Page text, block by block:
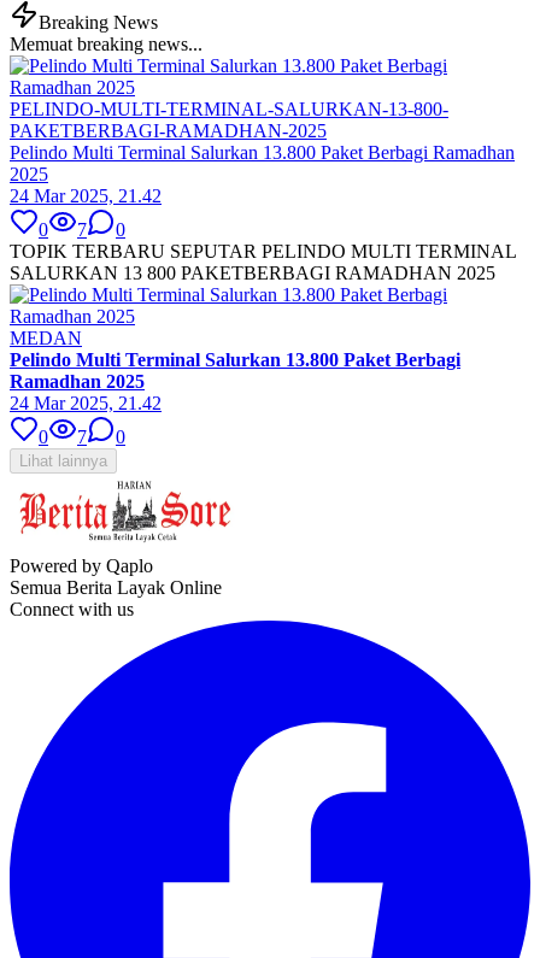
Breaking News
Memuat breaking news...
PELINDO-MULTI-TERMINAL-SALURKAN-13-800-
PAKETBERBAGI-RAMADHAN-2025
Pelindo Multi Terminal Salurkan 13.800 Paket Berbagi Ramadhan
2025
24 Mar 2025, 21.42
0
7
0
TOPIK TERBARU SEPUTAR PELINDO MULTI TERMINAL
SALURKAN 13 800 PAKETBERBAGI RAMADHAN 2025
MEDAN
Pelindo Multi Terminal Salurkan 13.800 Paket Berbagi
Ramadhan 2025
24 Mar 2025, 21.42
0
7 0
Lihat lainnya
Powered by Qaplo
Semua Berita Layak Online
Connect with us